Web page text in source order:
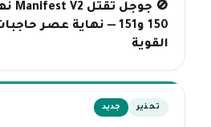
150 و151 — نهاية عصر
القوية
تحذير جديد